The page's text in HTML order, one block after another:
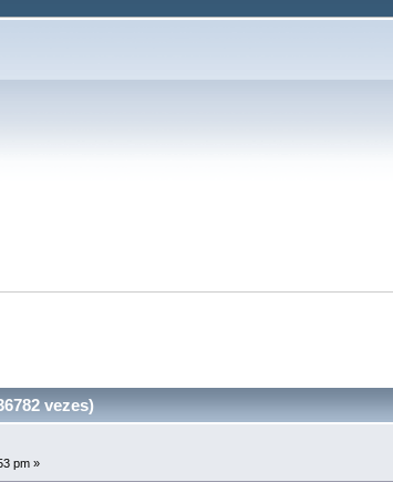
vezes)
pm »